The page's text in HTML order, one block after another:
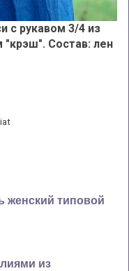
с рукавом 3/4 из
"крэш". Состав: лен
женский типовой
из